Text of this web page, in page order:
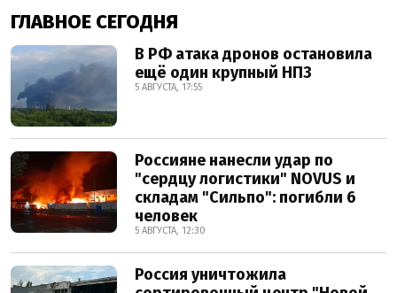
ГЛАВНОЕ СЕГОДНЯ
В РФ атака дронов остановила
ещё один крупный НПЗ
5 АВГУСТА, 17:55
Россияне нанесли удар по
"сердцу логистики" NOVUS и
складам "Сильпо": погибли 6
человек
5 АВГУСТА, 12:30
Россия уничтожила